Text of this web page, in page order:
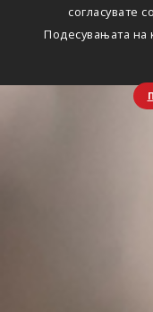
согласувате
Подесувањата на